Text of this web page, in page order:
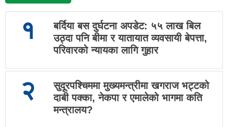
१
बर्दिया बस दुर्घटना अपडेट: ५५ लाख बिल
उठ्दा पनि बीमा र यातायात व्यवसायी बेपत्ता,
परिवारको न्यायका लागि गुहार
२
सुदूरपश्चिममा मुख्यमन्त्रीमा खगराज भट्टको
दाबी पक्का, नेकपा र एमालेको भागमा कति
मन्त्रालय?